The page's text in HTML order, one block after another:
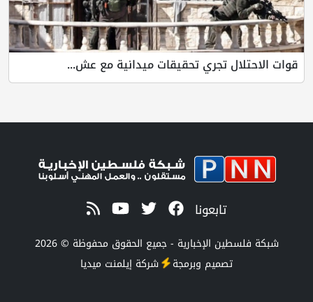
قوات الاحتلال تجري تحقيقات ميدانية مع عش...
تابعونا
شبكة فلسطين الإخبارية - جميع الحقوق محفوظة © 2026
تصميم وبرمجة شركة إيلمنت ميديا